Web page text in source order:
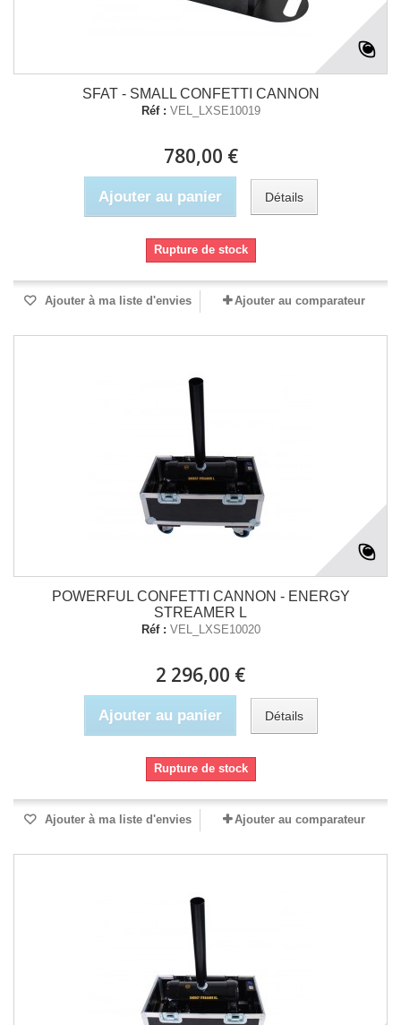
SFAT - SMALL CONFETTI CANNON
Réf : VEL_LXSE10019
780,00 €
Ajouter au panier Détails
Rupture de stock
Ajouter à ma liste d'envies Ajouter au comparateur
POWERFUL CONFETTI CANNON - ENERGY
STREAMER L
Réf : VEL_LXSE10020
2 296,00 €
Ajouter au panier Détails
Rupture de stock
Ajouter à ma liste d'envies Ajouter au comparateur